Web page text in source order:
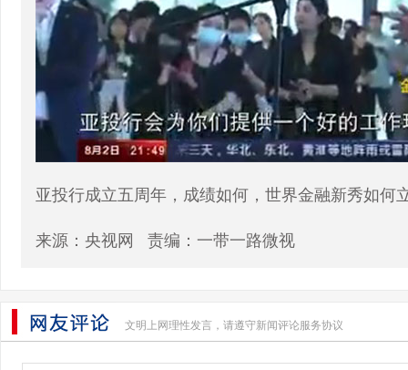
亚投行成立五周年，成绩如何，世界金融新秀如
来源：央视网 责编：一带一路微视